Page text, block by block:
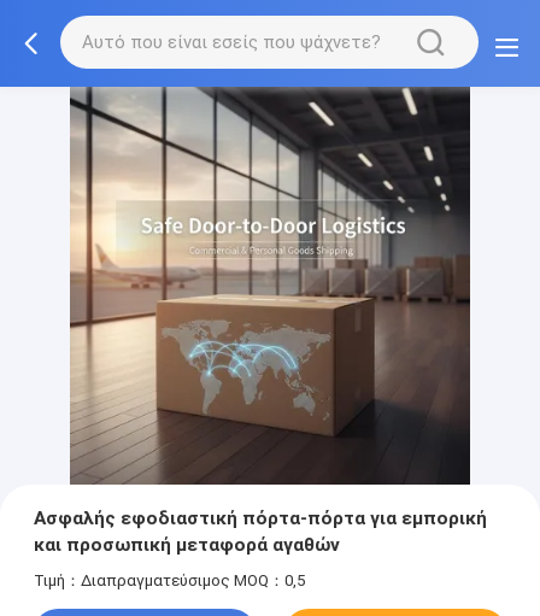
Ασφαλής εφοδιαστική πόρτα-πόρτα για εμπορική
και προσωπική μεταφορά αγαθών
Τιμή：Διαπραγματεύσιμος MOQ：0,5